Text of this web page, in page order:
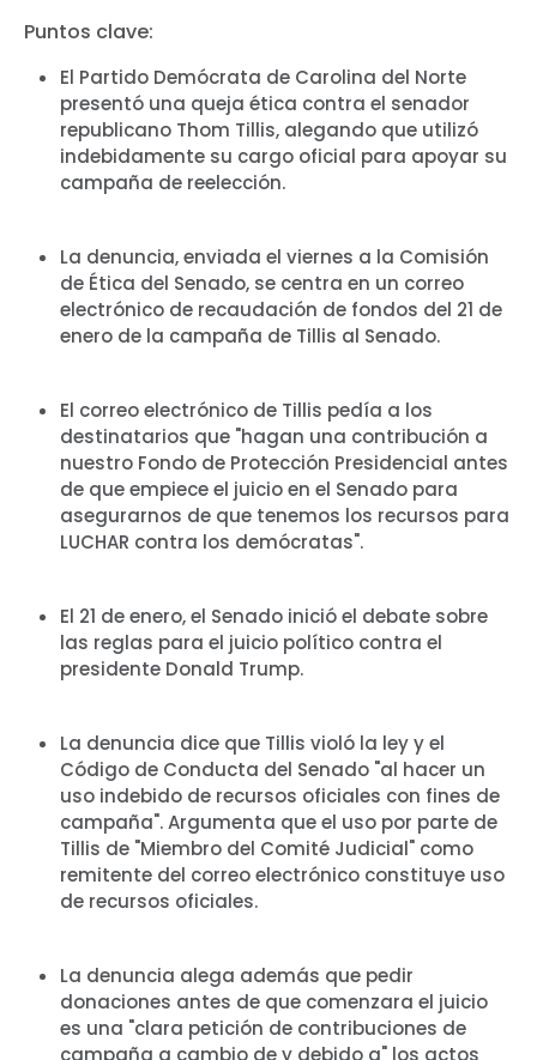
Puntos clave:
El Partido Demócrata de Carolina del Norte
presentó una queja ética contra el senador
republicano Thom Tillis, alegando que utilizó
indebidamente su cargo oficial para apoyar su
campaña de reelección.
La denuncia, enviada el viernes a la Comisión
de Ética del Senado, se centra en un correo
electrónico de recaudación de fondos del 21 de
enero de la campaña de Tillis al Senado.
El correo electrónico de Tillis pedía a los
destinatarios que "hagan una contribución a
nuestro Fondo de Protección Presidencial antes
de que empiece el juicio en el Senado para
asegurarnos de que tenemos los recursos para
LUCHAR contra los demócratas".
El 21 de enero, el Senado inició el debate sobre
las reglas para el juicio político contra el
presidente Donald Trump.
La denuncia dice que Tillis violó la ley y el
Código de Conducta del Senado "al hacer un
uso indebido de recursos oficiales con fines de
campaña". Argumenta que el uso por parte de
Tillis de "Miembro del Comité Judicial" como
remitente del correo electrónico constituye uso
de recursos oficiales.
La denuncia alega además que pedir
donaciones antes de que comenzara el juicio
es una "clara petición de contribuciones de
campaña a cambio de y debido a" los actos